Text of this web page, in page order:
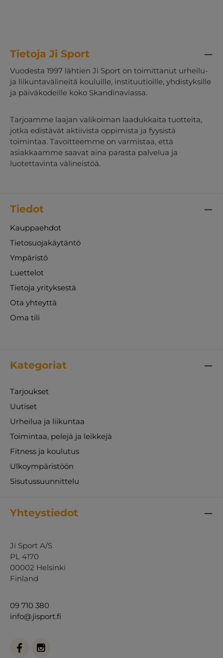
Tietoja Ji Sport
Vuodesta 1997 lähtien Ji Sport on toimittanut urheilu-
ja liikuntavälineitä kouluille, instituutioille, yhdistyksille
ja päiväkodeille koko Skandinaviassa.
Tarjoamme laajan valikoiman laadukkaita tuotteita,
jotka edistävät aktiivista oppimista ja fyysistä
toimintaa. Tavoitteemme on varmistaa, että
asiakkaamme saavat aina parasta palvelua ja
luotettavinta välineistöä.
Tiedot
Kauppaehdot
Tietosuojakäytäntö
Ympäristö
Luettelot
Tietoja yrityksestä
Ota yhteyttä
Oma tili
Kategoriat
Tarjoukset
Uutiset
Urheilua ja liikuntaa
Toimintaa, pelejä ja leikkejä
Fitness ja koulutus
Ulkoympäristöön
Sisutussuunnittelu
Yhteystiedot
Ji Sport A/S
PL 4170
00002 Helsinki
Finland
09 710 380
info@jisport.fi